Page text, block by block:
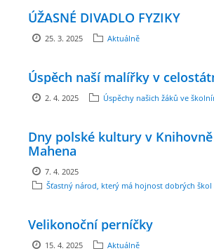
organizace, IČ: 70994099
PSČ 664 84
Škola: 546 453 183, mobil 739 666 402, Družina:
ÚŽASNÉ DIVADLO FYZIKY
25. 3. 2025 Aktuálně
Úspěch naší malířky v
2. 4. 2025 Úspěchy našich žáků ve
Dny polské kultury v
Mahena
7. 4. 2025
Šťastný národ, který má hojnost dobrých
Velikonoční perníčky
15. 4. 2025 Aktuálně